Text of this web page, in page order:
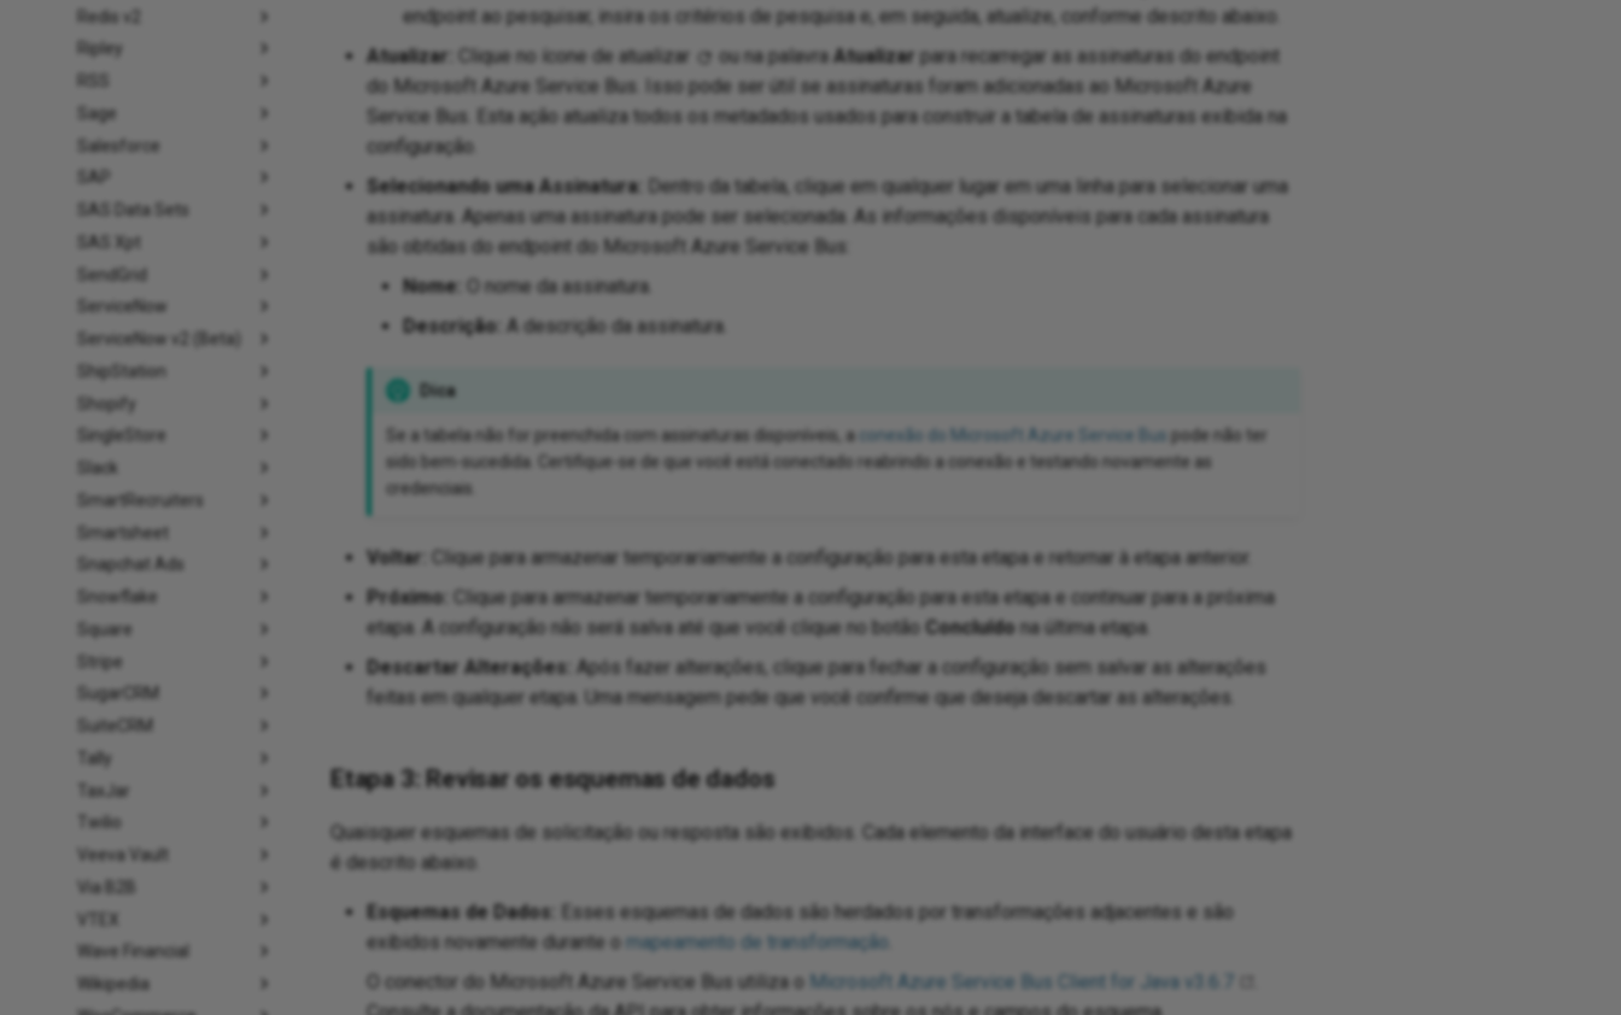
Redis v2
Ripley
Sage
Salesforce
SAP
SAS Data Sets
SAS Xpt
SendGrid
ServiceNow
ServiceNow v2 (Beta)
ShipStation
Shopify
SingleStore
Slack
SmartRecruiters
Smartsheet
Snapchat Ads
Snowflake
Square
Stripe
SugarCRM
SuiteCRM
Tally
TaxJar
Twilio
Veeva Vault
Via B2B
VTEX
Wave Financial
Wikipedia
endpoint ao pesquisar, insira os critérios de pesquisa e, em seguida, atualize, conforme descrito abaixo.
Atualizar:
Clique no ícone de atualizar ou na palavra Atualizar para recarregar as assinaturas do endpoint
do Microsoft Azure Service Bus. Isso pode ser útil se assinaturas foram adicionadas ao Microsoft Azure
Service Bus. Esta ação atualiza todos os metadados usados para construir a tabela de assinaturas exibida na
configuração.
Selecionando uma Assinatura:
Dentro da tabela, clique em qualquer lugar em uma linha para selecionar uma
assinatura. Apenas uma assinatura pode ser selecionada. As informações disponíveis para cada assinatura
são obtidas do endpoint do Microsoft Azure Service Bus:
Nome:
O nome da assinatura.
Descrição: A descrição da assinatura.
Dica
Se a tabela não for preenchida com assinaturas disponíveis, a conexão do Microsoft Azure Service Bus pode não ter
sido bem-sucedida. Certifique-se de que você está conectado reabrindo a conexão e testando novamente as
credenciais.
Voltar:
Clique para armazenar temporariamente a configuração para esta etapa e retornar à etapa anterior.
Próximo:
Clique para armazenar temporariamente a configuração para esta etapa e continuar para a próxima
etapa. A configuração não será salva até que você clique no botão Concluído na última etapa.
Descartar Alterações: Após fazer alterações, clique para fechar a configuração sem salvar as alterações
feitas em qualquer etapa. Uma mensagem pede que você confirme que deseja descartar as alterações.
Etapa 3: Revisar os esquemas de dados
Quaisquer esquemas de solicitação ou resposta são exibidos. Cada elemento da interface do usuário desta etapa
é descrito abaixo.
Esquemas de Dados:
Esses esquemas de dados são herdados por transformações adjacentes e são
exibidos novamente durante o mapeamento de transformação
O conector do Microsoft Azure Service Bus utiliza o Microsoft Azure Service Bus Client for Java v3.6.7